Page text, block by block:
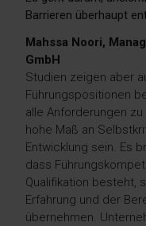
Barrieren überhaupt
Mahssa Noori,
GmbH
Studien zeigen aber
Führungspositionen
alle Anforderungen
hohe Maß an
Entwicklung sein. Es
dass
Qualifikation besteht,
Erfahrung und der
übernehmen.